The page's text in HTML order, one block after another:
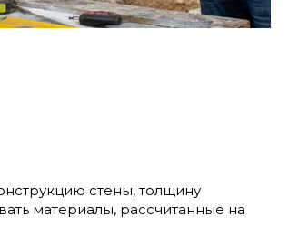
стены, толщину
материалы, рассчитанные на